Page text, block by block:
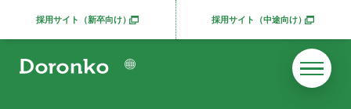
採用サイト（新卒向け）別ウィンドウで開きます 採用サイト（中途向け）別ウィンドウで開きま